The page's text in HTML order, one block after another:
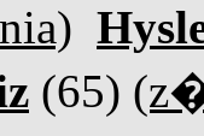
(65)